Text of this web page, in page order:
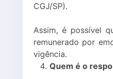
CGJ/SP).
Assim, é possível
remunerado por
vigência.
Quem é o